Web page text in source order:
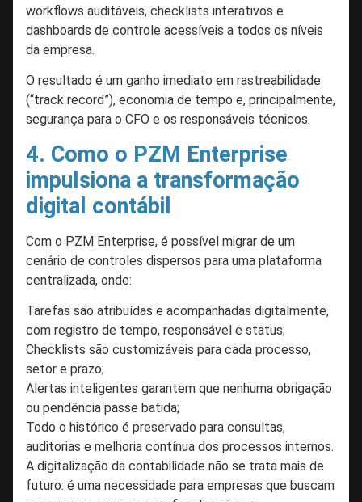
workflows auditáveis, checklists interativos e
dashboards de controle acessíveis a todos os níveis
da empresa.
O resultado é um ganho imediato em rastreabilidade
(“track record”), economia de tempo e, principalmente,
segurança para o CFO e os responsáveis técnicos.
4. Como o PZM Enterprise
impulsiona a transformação
digital contábil
Com o PZM Enterprise, é possível migrar de um
cenário de controles dispersos para uma plataforma
centralizada, onde:
Tarefas são atribuídas e acompanhadas digitalmente,
com registro de tempo, responsável e status;
Checklists são customizáveis para cada processo,
setor e prazo;
Alertas inteligentes garantem que nenhuma obrigação
ou pendência passe batida;
Todo o histórico é preservado para consultas,
auditorias e melhoria contínua dos processos internos.
A digitalização da contabilidade não se trata mais de
futuro: é uma necessidade para empresas que buscam